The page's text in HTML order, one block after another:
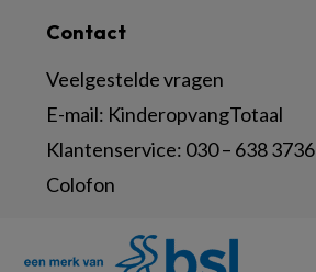
Contact
Veelgestelde vragen
E-mail: KinderopvangTotaal
Klantenservice: 030 – 638 3736
Colofon